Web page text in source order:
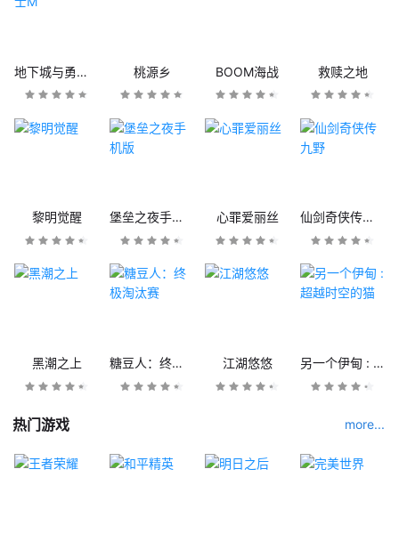
地下城与勇士M 桃源乡 BOOM海战 救赎之地
黎明觉醒 堡垒之夜手机版 心罪爱丽丝 仙剑奇侠传九野
黑潮之上 糖豆人：终极淘汰赛 江湖悠悠 另一个伊甸 : 超越时空的猫
热门游戏 more...